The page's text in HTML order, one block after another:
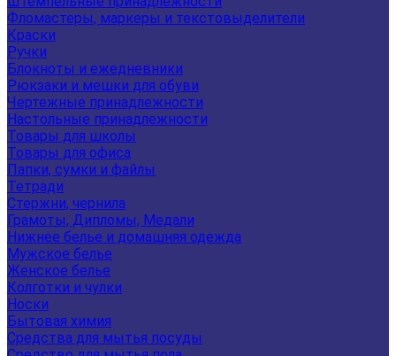
Фломастеры, маркеры и текстовыделители
Краски
Ручки
Блокноты и ежедневники
Рюкзаки и мешки для обуви
Чертежные принадлежности
Настольные принадлежности
Товары для школы
Товары для офиса
Папки, сумки и файлы
Тетради
Стержни, чернила
Грамоты, Дипломы, Медали
Нижнее белье и домашняя одежда
Мужское белье
Женское белье
Колготки и чулки
Носки
Бытовая химия
Средства для мытья посуды